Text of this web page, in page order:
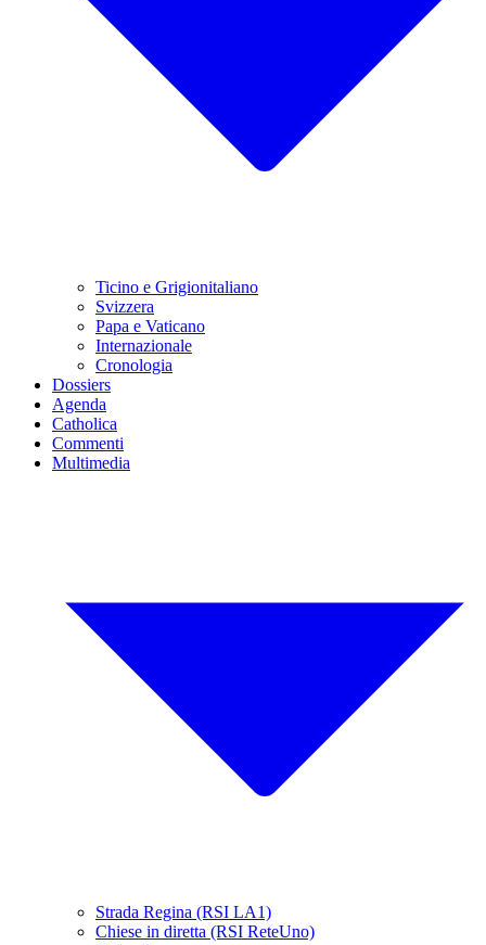
Ticino e Grigionitaliano
Svizzera
Papa e Vaticano
Internazionale
Cronologia
Dossiers
Agenda
Catholica
Commenti
Multimedia
Strada Regina (RSI LA1)
Chiese in diretta (RSI ReteUno)